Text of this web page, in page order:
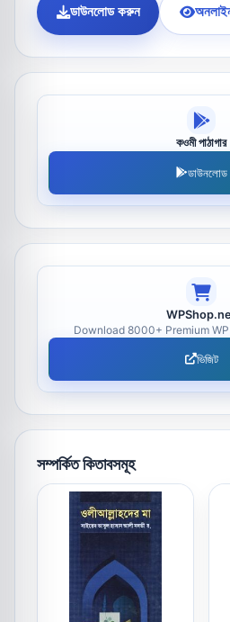
ডাউনলোড করুন
কওমী পাঠাগার
ডাউনলোড
Download 8000+ Premium
ভিজিট
সম্পর্কিত কিতাবসমূহ